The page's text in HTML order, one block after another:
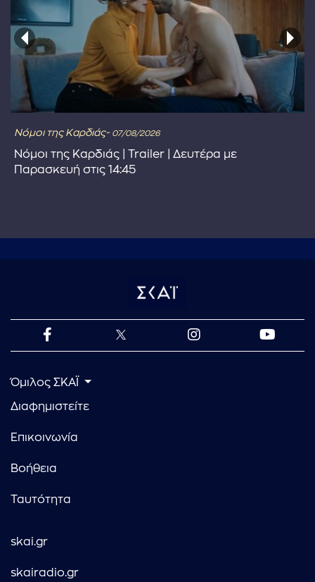
Νόμοι της Καρδιάς- 07/08/2026
Νόμοι της Καρδιάς | Trailer | Δευτέρα με
Παρασκευή στις 14:45
Όμιλος ΣΚΑΪ
Διαφημιστείτε
Επικοινωνία
Βοήθεια
Ταυτότητα
skai.gr
skairadio.gr